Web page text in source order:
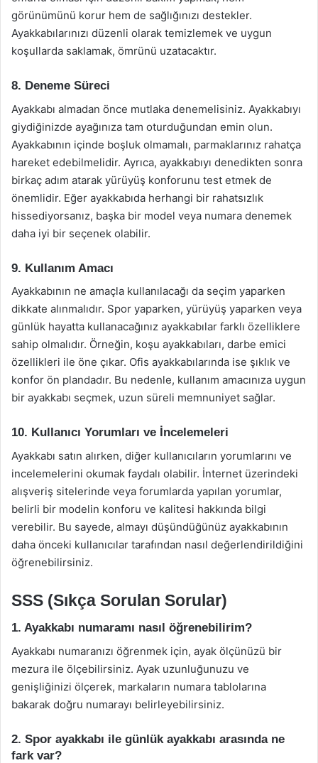
görünümünü korur hem de sağlığınızı destekler.
Ayakkabılarınızı düzenli olarak temizlemek ve uygun
koşullarda saklamak, ömrünü uzatacaktır.
8. Deneme Süreci
Ayakkabı almadan önce mutlaka denemelisiniz. Ayakkabıyı
giydiğinizde ayağınıza tam oturduğundan emin olun.
Ayakkabının içinde boşluk olmamalı, parmaklarınız rahatça
hareket edebilmelidir. Ayrıca, ayakkabıyı denedikten sonra
birkaç adım atarak yürüyüş konforunu test etmek de
önemlidir. Eğer ayakkabıda herhangi bir rahatsızlık
hissediyorsanız, başka bir model veya numara denemek
daha iyi bir seçenek olabilir.
9. Kullanım Amacı
Ayakkabının ne amaçla kullanılacağı da seçim yaparken
dikkate alınmalıdır. Spor yaparken, yürüyüş yaparken veya
günlük hayatta kullanacağınız ayakkabılar farklı özelliklere
sahip olmalıdır. Örneğin, koşu ayakkabıları, darbe emici
özellikleri ile öne çıkar. Ofis ayakkabılarında ise şıklık ve
konfor ön plandadır. Bu nedenle, kullanım amacınıza uygun
bir ayakkabı seçmek, uzun süreli memnuniyet sağlar.
10. Kullanıcı Yorumları ve İncelemeleri
Ayakkabı satın alırken, diğer kullanıcıların yorumlarını ve
incelemelerini okumak faydalı olabilir. İnternet üzerindeki
alışveriş sitelerinde veya forumlarda yapılan yorumlar,
belirli bir modelin konforu ve kalitesi hakkında bilgi
verebilir. Bu sayede, almayı düşündüğünüz ayakkabının
daha önceki kullanıcılar tarafından nasıl değerlendirildiğini
öğrenebilirsiniz.
SSS (Sıkça Sorulan Sorular)
1. Ayakkabı numaramı nasıl öğrenebilirim?
Ayakkabı numaranızı öğrenmek için, ayak ölçünüzü bir
mezura ile ölçebilirsiniz. Ayak uzunluğunuzu ve
genişliğinizi ölçerek, markaların numara tablolarına
bakarak doğru numarayı belirleyebilirsiniz.
2. Spor ayakkabı ile günlük ayakkabı arasında ne
fark var?